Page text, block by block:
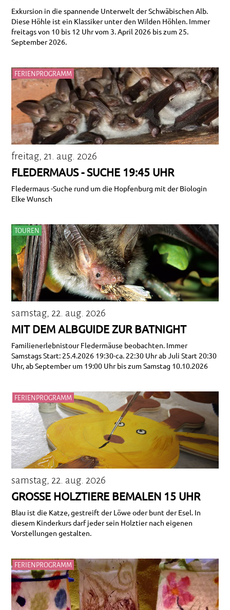
Exkursion in die spannende Unterwelt der Schwäbischen Alb.
Diese Höhle ist ein Klassiker unter den Wilden Höhlen. Immer
freitags von 10 bis 12 Uhr vom 3. April 2026 bis zum 25.
September 2026.
FERIENPROGRAMM
freitag, 21. aug. 2026
FLEDERMAUS - SUCHE 19:45 UHR
Fledermaus -Suche rund um die Hopfenburg mit der Biologin
Elke Wunsch
TOUREN
samstag, 22. aug. 2026
MIT DEM ALBGUIDE ZUR BATNIGHT
Familienerlebnistour Fledermäuse beobachten. Immer
Samstags Start: 25.4.2026 19:30-ca. 22:30 Uhr ab Juli Start 20:30
Uhr, ab September um 19:00 Uhr bis zum Samstag 10.10.2026
FERIENPROGRAMM
samstag, 22. aug. 2026
GROSSE HOLZTIERE BEMALEN 15 UHR
Blau ist die Katze, gestreift der Löwe oder bunt der Esel. In
diesem Kinderkurs darf jeder sein Holztier nach eigenen
Vorstellungen gestalten.
FERIENPROGRAMM